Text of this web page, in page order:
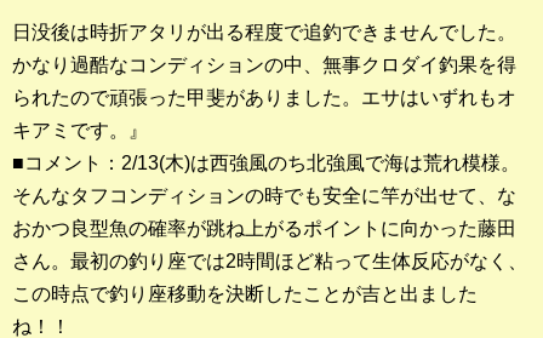
日没後は時折アタリが出る程度で追釣できませんでした。
かなり過酷なコンディションの中、無事クロダイ釣果を得
られたので頑張った甲斐がありました。エサはいずれもオ
キアミです。』
■コメント：2/13(木)は西強風のち北強風で海は荒れ模様。
そんなタフコンディションの時でも安全に竿が出せて、な
おかつ良型魚の確率が跳ね上がるポイントに向かった藤田
さん。最初の釣り座では2時間ほど粘って生体反応がなく、
この時点で釣り座移動を決断したことが吉と出ました
ね！！
お問い合わせ